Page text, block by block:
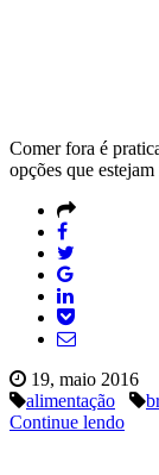
Comer fora é
opções que
19, maio 2016
alimentação
Continue lendo